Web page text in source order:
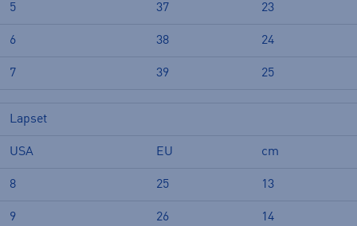
5 37 23
6 38 24
7 39 25
Lapset
USA EU cm
8 25 13
9 26 14